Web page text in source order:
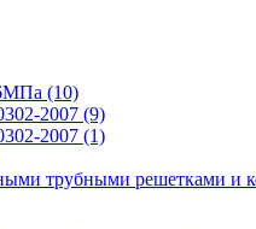
(10)
2007 (9)
2007 (1)
трубными решетками и